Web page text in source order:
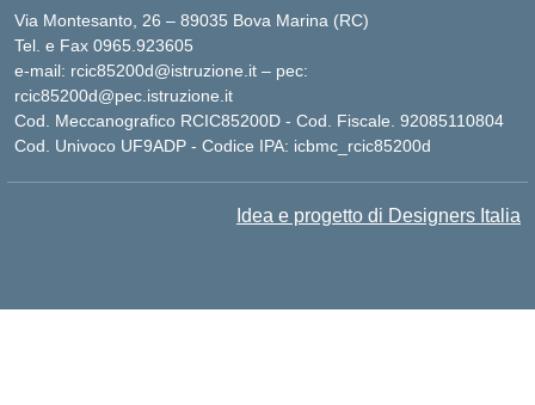
Via Montesanto, 26 – 89035 Bova Marina (RC)
Tel. e Fax 0965.923605
e-mail: rcic85200d@istruzione.it – pec:
rcic85200d@pec.istruzione.it
Cod. Meccanografico RCIC85200D - Cod. Fiscale. 92085110804
Cod. Univoco UF9ADP - Codice IPA: icbmc_rcic85200d
Idea e progetto di Designers Italia